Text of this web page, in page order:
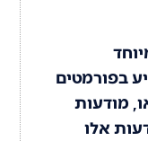
בפורמטים
מודעות
אלו